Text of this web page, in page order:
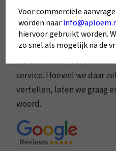
Klanten over ons
Echte
We besteden veel
service. Hoewel we daar
vertellen, laten we graag
woord.
Voor commerciële
worden naar
hiervoor gebruikt worden.
zo snel als mogelijk na de